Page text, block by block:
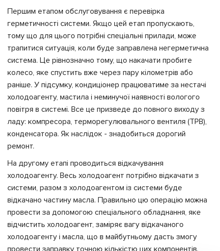
Першим етапом обслуговування є перевірка
герметичності системи. Якщо цей етап пропускають,
тому що для цього потрібні спеціальні прилади, може
трапитися ситуація, коли буде заправлена негерметична
система. Це рівнозначно тому, що накачати пробите
колесо, яке спустить вже через пару кілометрів або
раніше. У підсумку, кондиціонер працюватиме за нестачі
холодоагенту, мастила і неминучої наявності вологого
повітря в системі. Все це призведе до повного виходу з
ладу: компресора, терморегулювального вентиля (ТРВ),
конденсатора. Як наслідок - знадобиться дорогий
ремонт.
На другому етапі проводиться відкачування
холодоагенту. Весь холодоагент потрібно відкачати з
системи, разом з холодоагентом із системи буде
відкачано частину масла. Правильно цю операцію можна
провести за допомогою спеціального обладнання, яке
відчистить холодоагент, заміряє вагу відкачаного
холодоагенту і масла, що в майбутньому дасть змогу